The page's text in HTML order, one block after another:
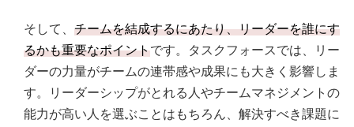
そして、 チームを結成するにあたり、リーダーを誰にす
るかも重要なポイントです。タスクフォースでは、リー
ダーの力量がチームの連帯感や成果にも大きく影響しま
す。リーダーシップがとれる人やチームマネジメントの
能力が高い人を選ぶことはもちろん、解決すべき課題に